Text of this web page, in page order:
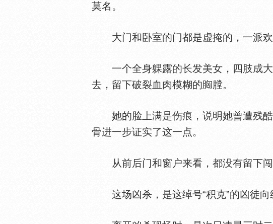
莫名。
大门和卧室的门都是虚掩的，一派欢
一个全身躶露的长发美女，四肢成大
去，留下破裂血肉模糊的
膛。
她的脸上满是伤痕，说明她曾遭残酷
骨进一步证实了这一点。
从前后门和窗户来看，都没有留下闯
这场凶杀，是这绰号“积克”的凶徒向